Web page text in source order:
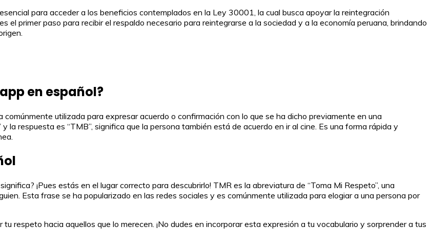
para acceder a los beneficios contemplados en la Ley 30001, la cual busca apoyar la reintegración
el primer paso para recibir el respaldo necesario para reintegrarse a la sociedad y a la economía peruana, brindando
en español?
utilizada para expresar acuerdo o confirmación con lo que se ha dicho previamente en una
la respuesta es “TMB”, significa que la persona también está de acuerdo en ir al cine. Es una forma rápida y
¡Pues estás en el lugar correcto para descubrirlo! TMR es la abreviatura de “Toma Mi Respeto”, una
Esta frase se ha popularizado en las redes sociales y es comúnmente utilizada para elogiar a una persona por
respeto hacia aquellos que lo merecen. ¡No dudes en incorporar esta expresión a tu vocabulario y sorprender a tus